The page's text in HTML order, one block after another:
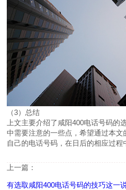
（3）总结
上文主要介绍了咸阳400电话号码的
中需要注意的一些点，希望通过本
自己的电话号码，在日后的相应过程
上一篇：
有选取咸阳400电话号码的技巧这一